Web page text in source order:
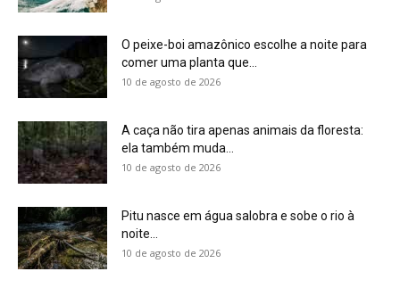
O peixe-boi amazônico escolhe a noite para
comer uma planta que...
10 de agosto de 2026
A caça não tira apenas animais da floresta:
ela também muda...
10 de agosto de 2026
Pitu nasce em água salobra e sobe o rio à
noite...
10 de agosto de 2026